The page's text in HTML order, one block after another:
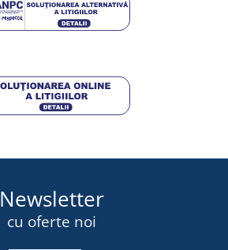
DETALII
Newsletter
cu oferte noi